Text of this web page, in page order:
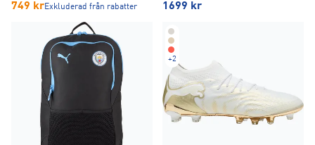
749 krExkluderad från rabatter 1699 kr
+2